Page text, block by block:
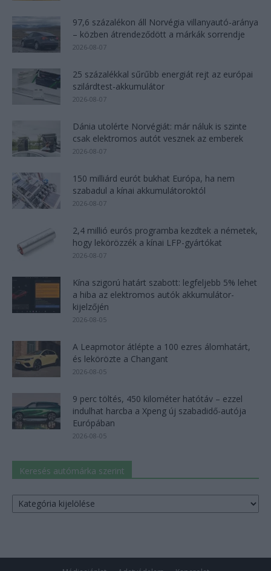
97,6 százalékon áll Norvégia villanyautó-aránya
– közben átrendeződött a márkák sorrendje
2026-08-07
25 százalékkal sűrűbb energiát rejt az európai
szilárdtest-akkumulátor
2026-08-07
Dánia utolérte Norvégiát: már náluk is szinte
csak elektromos autót vesznek az emberek
2026-08-07
150 milliárd eurót bukhat Európa, ha nem
szabadul a kínai akkumulátoroktól
2026-08-07
2,4 millió eurós programba kezdtek a németek,
hogy lekörözzék a kínai LFP-gyártókat
2026-08-07
Kína szigorú határt szabott: legfeljebb 5% lehet
a hiba az elektromos autók akkumulátor-
kijelzőjén
2026-08-05
A Leapmotor átlépte a 100 ezres álomhatárt,
és lekörözte a Changant
2026-08-05
9 perc töltés, 450 kilométer hatótáv – ezzel
indulhat harcba a Xpeng új szabadidő-autója
Európában
2026-08-05
Keresés autómárka szerint
Keresés
autómárka